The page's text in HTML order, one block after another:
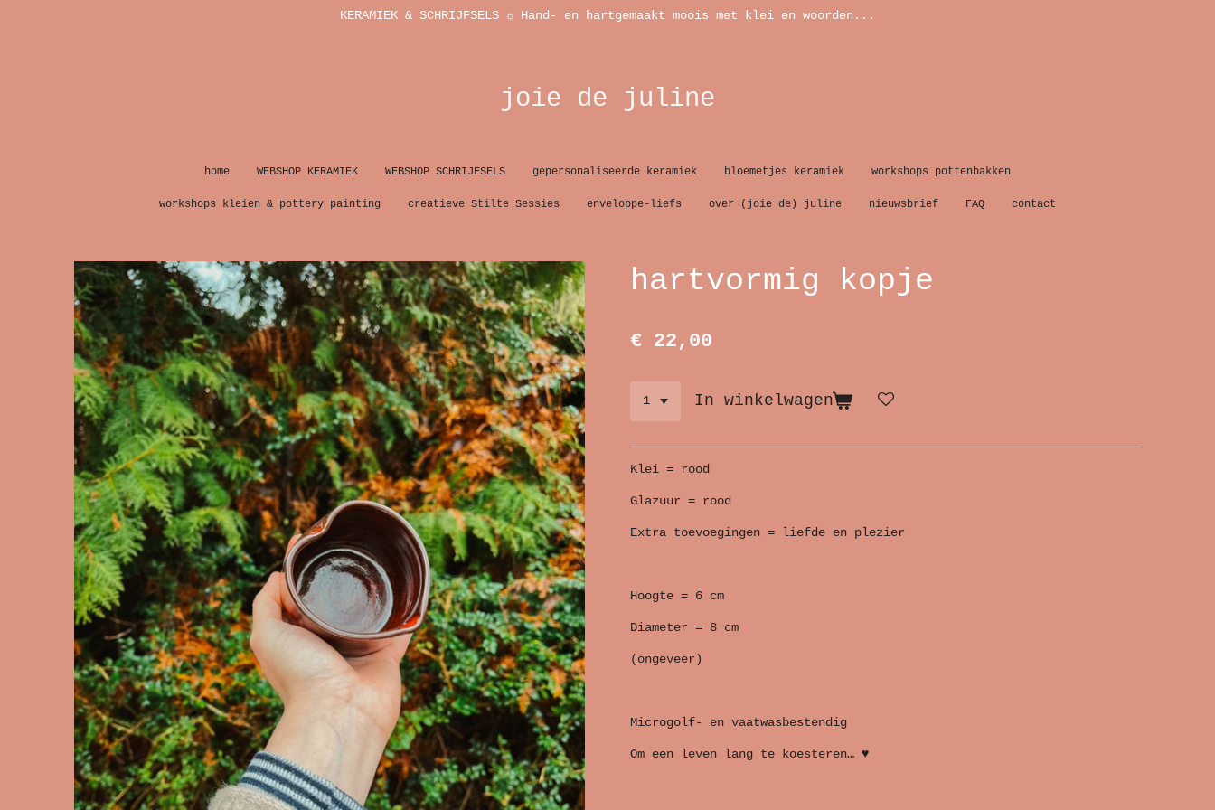
KERAMIEK & SCHRIJFSELS ☼ Hand- en hartgemaakt moois met klei en woorden...
joie de juline
home WEBSHOP KERAMIEK WEBSHOP SCHRIJFSELS gepersonaliseerde keramiek bloemetjes keramiek workshops pottenbakken
workshops kleien & pottery painting creatieve Stilte Sessies enveloppe-liefs over (joie de) juline nieuwsbrief FAQ contact
hartvormig kopje
€ 22,00
In winkelwagen
Klei = rood
Glazuur = rood
Extra toevoegingen = liefde en plezier
Hoogte = 6 cm
Diameter = 8 cm
(ongeveer)
Microgolf- en vaatwasbestendig
Om een leven lang te koesteren… ♥